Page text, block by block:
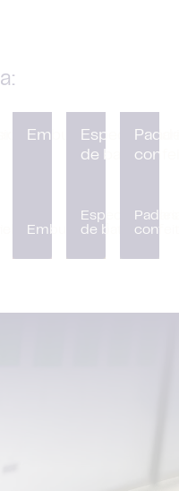
Embutidos
Embutidos
de batata
Especialidades
de batata